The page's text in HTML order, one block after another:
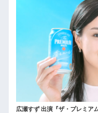
広瀬すず 出演『ザ・プレミア